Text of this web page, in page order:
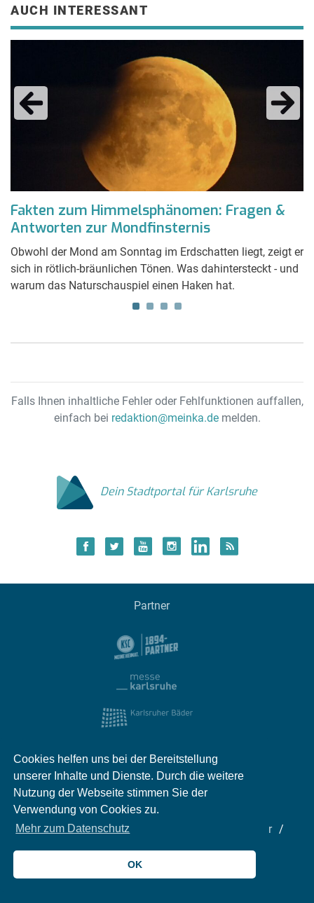
Cookies helfen uns bei der Bereitstellung
unserer Inhalte und Dienste. Durch die weitere
Nutzung der Webseite stimmen Sie der
Verwendung von Cookies zu.
Mehr zum Datenschutz
OK
AUCH INTERESSANT
Fakten zum Himmelsphänomen: Fragen &
Antworten zur Mondfinsternis
Obwohl der Mond am Sonntag im Erdschatten liegt, zeigt er
sich in rötlich-bräunlichen Tönen. Was dahintersteckt - und
warum das Naturschauspiel einen Haken hat.
Falls Ihnen inhaltliche Fehler oder Fehlfunktionen auffallen,
einfach bei redaktion@meinka.demelden.
Dein Stadtportal für Karlsruhe
Partner
Impressum Kontakt
Partner
© 2026 meinKA